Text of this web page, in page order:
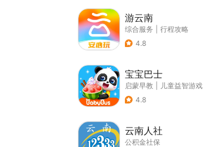
游云南
综合服务
行程攻略
4.8
宝宝巴士
启蒙早教
儿童益智游戏
4.8
云南人社
公积金社保